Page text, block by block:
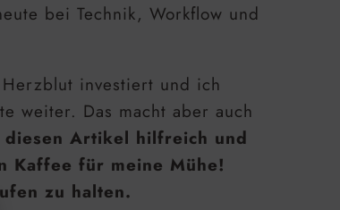
bei Technik, Workflow und
investiert und ich
weiter. Das macht aber auch
diesen Artikel hilfreich und
Kaffee für meine Mühe!
zu halten.